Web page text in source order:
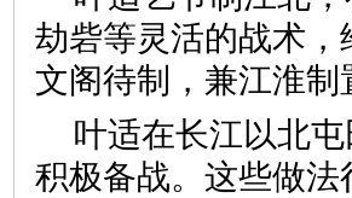
劫砦等灵活的战术
文阁待制，兼江淮制
叶适在长江以北
积极备战。这些做